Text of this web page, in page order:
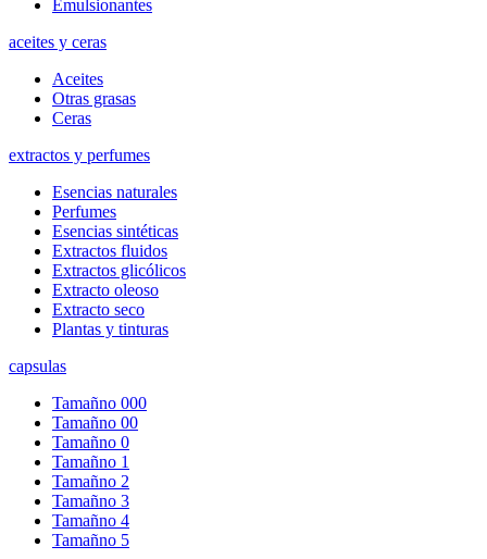
Emulsionantes
aceites y ceras
Aceites
Otras grasas
Ceras
extractos y perfumes
Esencias naturales
Perfumes
Esencias sintéticas
Extractos fluidos
Extractos glicólicos
Extracto oleoso
Extracto seco
Plantas y tinturas
capsulas
Tamañno 000
Tamañno 00
Tamañno 0
Tamañno 1
Tamañno 2
Tamañno 3
Tamañno 4
Tamañno 5